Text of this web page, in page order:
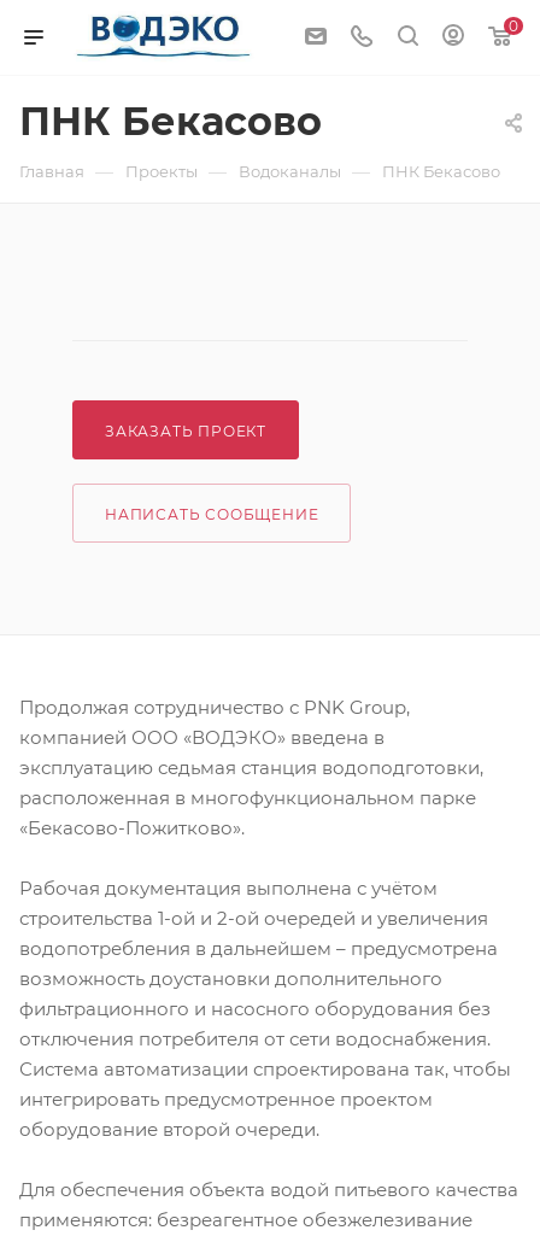
0
ПНК Бекасово
Главная — Проекты — Водоканалы — ПНК Бекасово
ЗАКАЗАТЬ ПРОЕКТ
НАПИСАТЬ СООБЩЕНИЕ
Продолжая сотрудничество с PNK Group,
компанией ООО «ВОДЭКО» введена в
эксплуатацию седьмая станция водоподготовки,
расположенная в многофункциональном парке
«Бекасово-Пожитково».
Рабочая документация выполнена с учётом
строительства 1-ой и 2-ой очередей и увеличения
водопотребления в дальнейшем – предусмотрена
возможность доустановки дополнительного
фильтрационного и насосного оборудования без
отключения потребителя от сети водоснабжения.
Система автоматизации спроектирована так, чтобы
интегрировать предусмотренное проектом
оборудование второй очереди.
Для обеспечения объекта водой питьевого качества
применяются: безреагентное обезжелезивание